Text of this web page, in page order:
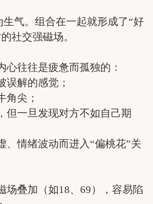
生气。组合在一起就形成了“好
社交强磁场。
往往是疲惫而孤独的：
误解的感觉；
角尖；
但一旦发现对方不如自己期
、情绪波动而进入“偏桃花”关
场叠加（如18、69），容易陷